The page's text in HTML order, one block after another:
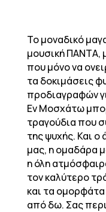
Το μοναδικό
μουσική ΠΑΝΤΑ,
που μόνο να
τα δοκιμάσεις
προδιαγραφών
Εν Μοσχάτω
τραγούδια που
της ψυχής. Και ο
μας, η ομαδάρα
η όλη
τον καλύτερο
και τα ομορφάτα
από δω. Σας